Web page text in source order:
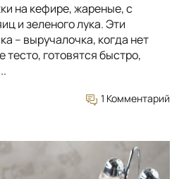
на кефире, жареные, с
и зеленого лука. Эти
– выручалочка, когда нет
готовятся быстро,
1 Комментарий